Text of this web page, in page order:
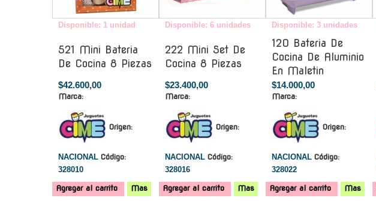
Disponible: 1 unidad
521 Mini Bateria
De Cocina 8 Piezas
$42.600,00
Marca:
Origen:
NACIONAL Código:
328010
Agregar al carrito Mas
Disponible: 6 unidades
222 Mini Set De
Cocina 8 Piezas
$23.400,00
Marca:
Origen:
NACIONAL Código:
328016
Agregar al carrito Mas
Disponible: 3 unidades
120 Bateria De
Cocina De Aluminio
En Maletin
$14.000,00
Marca:
Origen:
NACIONAL Código:
328022
Agregar al carrito Mas